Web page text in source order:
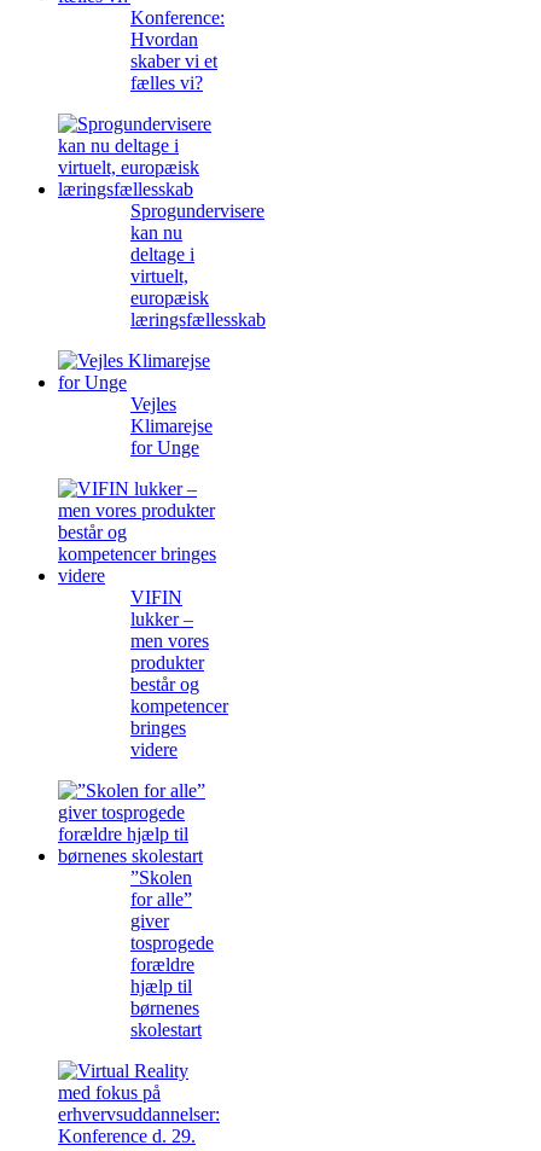
Konference:
Hvordan
skaber vi et
fælles vi?
Sprogundervisere
kan nu
deltage i
virtuelt,
europæisk
læringsfællesskab
Vejles
Klimarejse
for Unge
VIFIN
lukker –
men vores
produkter
består og
kompetencer
bringes
videre
”Skolen
for alle”
giver
tosprogede
forældre
hjælp til
børnenes
skolestart